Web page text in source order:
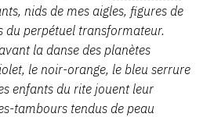
nids de mes aigles, figures de
du perpétuel transformateur.
la danse des planètes
le noir-orange, le bleu serrure
enfants du rite jouent leur
tambours tendus de peau